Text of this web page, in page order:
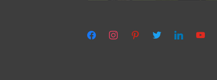
facebookinstagrampinteresttwitter linkedin